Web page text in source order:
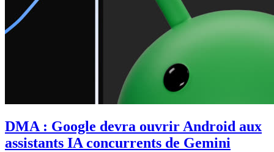
DMA : Google devra ouvrir Android aux
assistants IA concurrents de Gemini